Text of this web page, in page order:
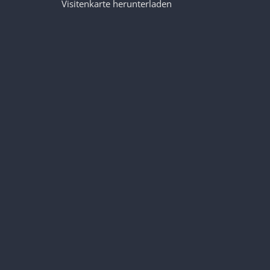
Visitenkarte herunterladen